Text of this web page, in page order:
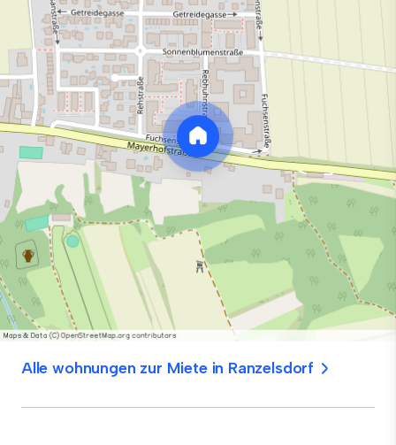
Alle wohnungen zur Miete in Ranzelsdorf